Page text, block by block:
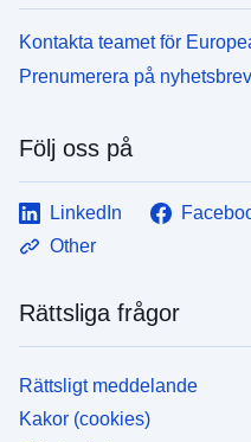
Kontakta teamet för
Prenumerera på
Följ oss på
LinkedIn
Other
Rättsliga frågor
Rättsligt meddelande
Kakor (cookies)